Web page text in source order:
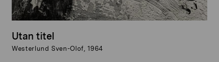
Utan titel
Westerlund Sven-Olof, 1964